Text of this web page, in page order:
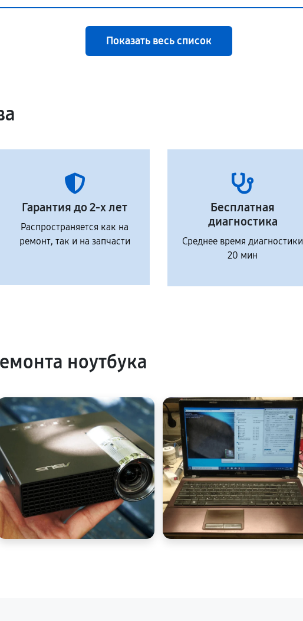
Показать весь список
Гарантия до 2-х лет
Распространяется как на
ремонт, так и на запчасти
Бесплатная
диагностика
Среднее время диагностики
20 мин
ноутбука